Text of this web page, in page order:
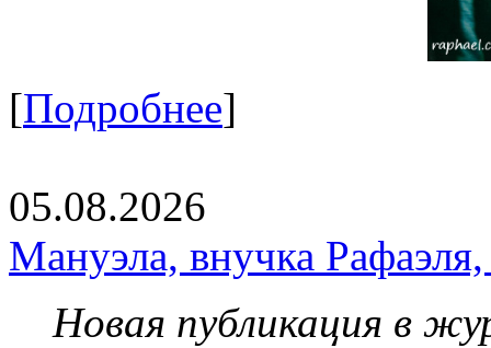
[Подробнее]
05.08.2026
Мануэла, внучка
Новая публикация в